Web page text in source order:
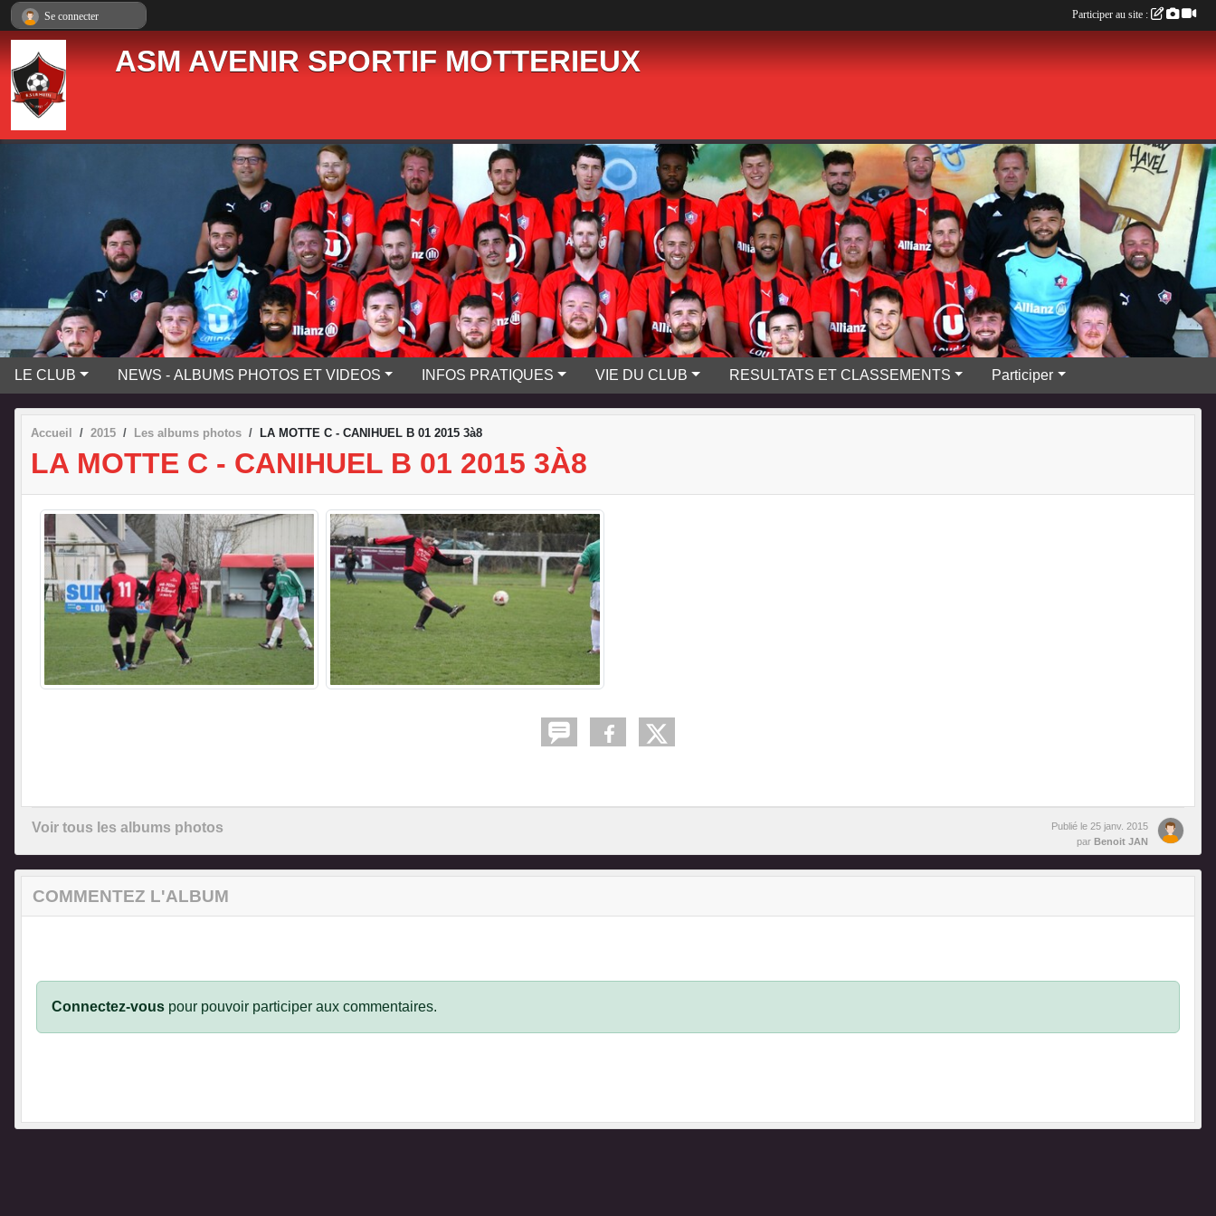
ASM AVENIR SPORTIF MOTTERIEUX
LE CLUB NEWS - ALBUMS PHOTOS ET VIDEOS INFOS PRATIQUES VIE DU CLUB RESULTATS ET CLASSEMENTS Participer
Accueil 2015 Les albums photos LA MOTTE C - CANIHUEL B 01 2015 3à8
LA MOTTE C - CANIHUEL B 01 2015 3À8
Voir tous les albums photos Publié le 25 janv. 2015
par Benoit JAN
COMMENTEZ L'ALBUM
Connectez-vous pour pouvoir participer aux commentaires.
Se connecter Participer au site :
Panneau de gestion des cookies